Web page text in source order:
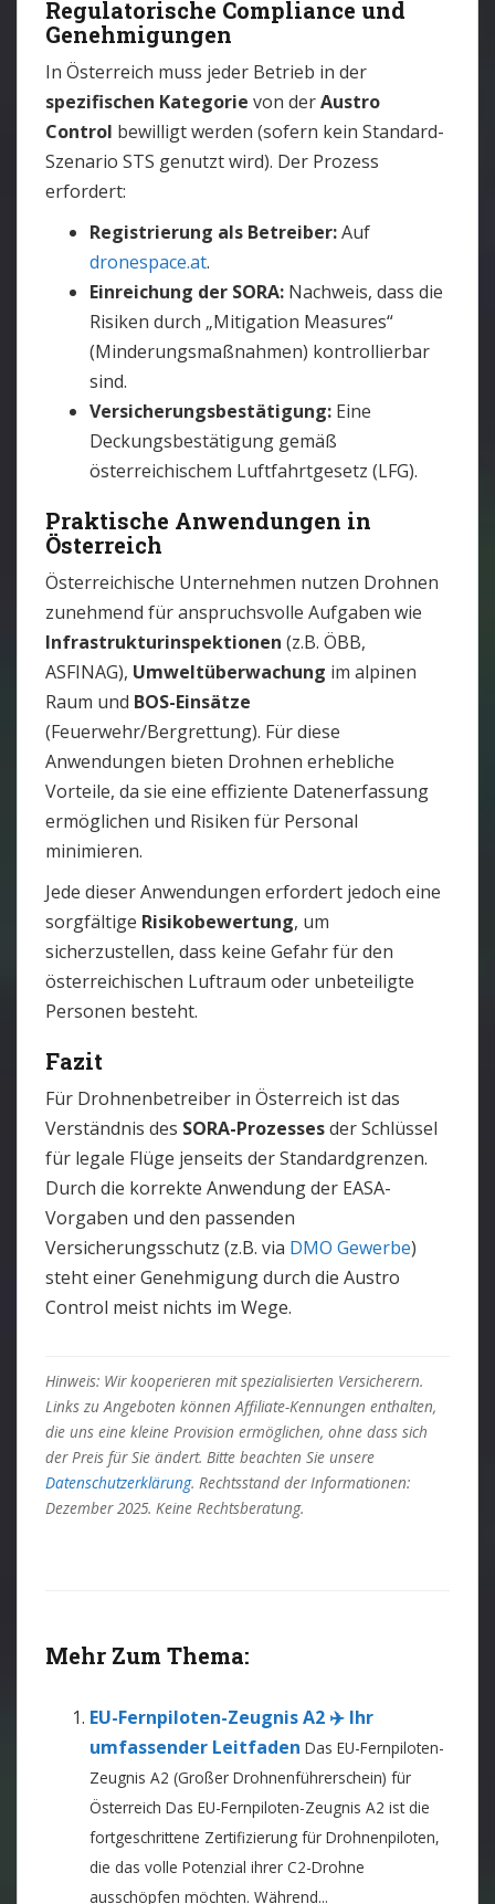
Regulatorische Compliance und
Genehmigungen
In Österreich muss jeder Betrieb in der
spezifischen Kategorie von derAustro
Control bewilligt werden (sofern kein Standard-
Szenario STS genutzt wird). Der Prozess
erfordert:
Registrierung als Betreiber:Auf
dronespace.at.
Einreichung der SORA: Nachweis, dass die
Risiken durch „Mitigation Measures“
(Minderungsmaßnahmen) kontrollierbar
sind.
Versicherungsbestätigung: Eine
Deckungsbestätigung gemäß
österreichischem Luftfahrtgesetz (LFG).
Praktische Anwendungen in
Österreich
Österreichische Unternehmen nutzen Drohnen
zunehmend für anspruchsvolle Aufgaben wie
Infrastrukturinspektionen (z.B. ÖBB,
ASFINAG), Umweltüberwachung im alpinen
Raum und BOS-Einsätze
(Feuerwehr/Bergrettung). Für diese
Anwendungen bieten Drohnen erhebliche
Vorteile, da sie eine effiziente Datenerfassung
ermöglichen und Risiken für Personal
minimieren.
Jede dieser Anwendungen erfordert jedoch eine
sorgfältige Risikobewertung, um
sicherzustellen, dass keine Gefahr für den
österreichischen Luftraum oder unbeteiligte
Personen besteht.
Fazit
Für Drohnenbetreiber in Österreich ist das
Verständnis des SORA-Prozessesder Schlüssel
für legale Flüge jenseits der Standardgrenzen.
Durch die korrekte Anwendung der EASA-
Vorgaben und den passenden
Versicherungsschutz (z.B. via DMO Gewerbe)
steht einer Genehmigung durch die Austro
Control meist nichts im Wege.
Hinweis: Wir kooperieren mit spezialisierten Versicherern.
Links zu Angeboten können Affiliate-Kennungen enthalten,
die uns eine kleine Provision ermöglichen, ohne dass sich
der Preis für Sie ändert. Bitte beachten Sie unsere
Datenschutzerklärung. Rechtsstand der Informationen:
Dezember 2025. Keine Rechtsberatung.
Mehr Zum Thema:
EU-Fernpiloten-Zeugnis A2 ✈️ Ihr
umfassender Leitfaden Das EU-Fernpiloten-
Zeugnis A2 (Großer Drohnenführerschein) für
Österreich Das EU-Fernpiloten-Zeugnis A2 ist die
fortgeschrittene Zertifizierung für Drohnenpiloten,
die das volle Potenzial ihrer C2-Drohne
ausschöpfen möchten. Während...